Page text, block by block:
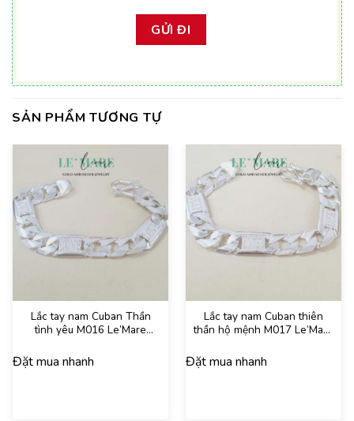
SẢN PHẨM TƯƠNG TỰ
Lắc tay nam Cuban Thần
tình yêu M016 Le’Mare
độc đáo và ý nghĩa dành
tặng nam giới trong các dịp
Đặt mua nhanh
Lắc tay nam Cuban thiên
thần hộ mệnh M017 Le’Mare
độc đáo và ý nghĩa dành
tặng nam giới trong các dịp
Đặt mua nhanh